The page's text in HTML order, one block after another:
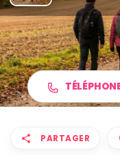
Marche
PARTAGER